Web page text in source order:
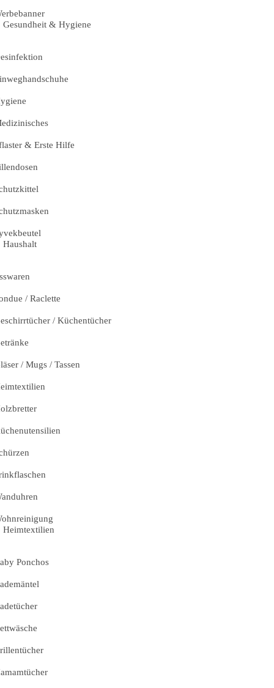
Gesundheit & Hygiene
& Erste Hilfe
Haushalt
/ Raclette
/ Küchentücher
/ Mugs / Tassen
Heimtextilien
Ponchos